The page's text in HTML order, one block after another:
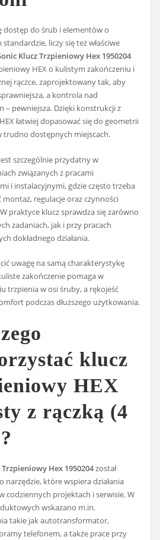
dostęp do śrub i elementów o
liczy się też właściwe
Klucz Trzpieniowy Hex 1950204
HEX o kulistym zakończeniu i
rączce, zaprojektowany tak, aby
a kontrola nad
– pewniejsza. Dzięki konstrukcji z
łatwiej dopasować się do geometrii
trudno dostępnych miejscach.
szczególnie przydatny w
związanych z pracami
i instalacyjnymi, gdzie często trzeba
regulacje oraz czynności
praktyce klucz sprawdza się zarówno
zadaniach, jak i przy pracach
dokładnego działania.
uwagę na samą charakterystykę
zakończenie pomaga w
trzpienia w osi śruby, a rękojeść
podczas dłuższego użytkowania.
klucz
HEX
z rączką (4
Trzpieniowy Hex 1950204został
narzędzie, które wspiera działania
codziennych projektach i serwisie. W
wskazano m.in.
takie jak autotransformator,
telefonem, a także prace przy